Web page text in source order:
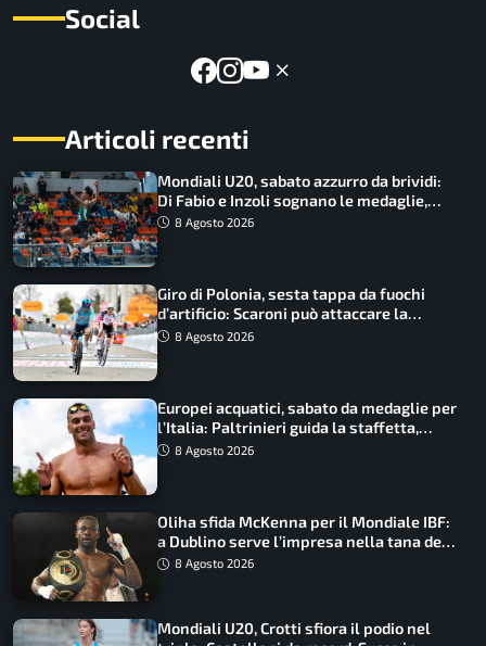
Social
Articoli recenti
Mondiali U20, sabato azzurro da brividi:
Di Fabio e Inzoli sognano le medaglie,
Castellani e Succo in finale
8 Agosto 2026
Giro di Polonia, sesta tappa da fuochi
d’artificio: Scaroni può attaccare la
maglia di Lemmen
8 Agosto 2026
Europei acquatici, sabato da medaglie per
l’Italia: Paltrinieri guida la staffetta,
Barnabà sogna l’oro dalle grandi altezze
8 Agosto 2026
Oliha sfida McKenna per il Mondiale IBF:
a Dublino serve l’impresa nella tana del
lupo8 Agosto 2026
Mondiali U20, Crotti sfiora il podio nel